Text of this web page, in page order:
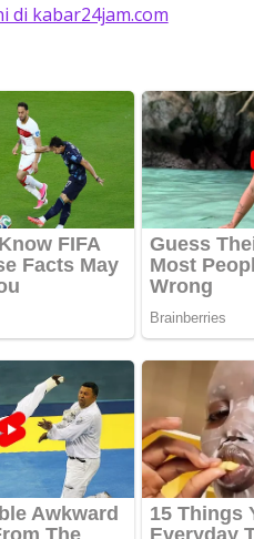
di kabar24jam.com